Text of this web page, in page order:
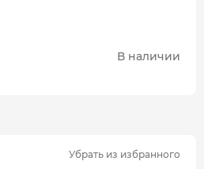
В наличии
Убрать из избранного